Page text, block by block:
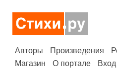
Авторы Произведения
Магазин
О портале